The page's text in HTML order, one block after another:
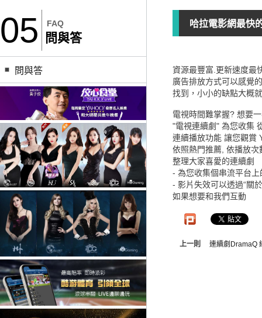
05 FAQ
問與答
問與答
哈拉電影網最快
資源最豐富.更新速度最
廣告排放方式可以感覺
找到，小小的缺點大概
電視時間難掌握? 想要
"電視連續劇" 為您收集
連續播放功能 讓您觀賞
依照熱門推薦, 依播放次
整理大家喜愛的連續劇
- 為您收集個串流平台上
- 影片失效可以透過“關
如果想要和我們互動
上一則 連續劇DramaQ